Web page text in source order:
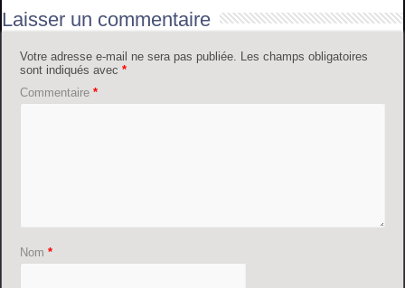
Laisser un commentaire
Votre adresse e-mail ne sera pas publiée.
Les champs obligatoires
sont indiqués avec*
Commentaire*
Nom*